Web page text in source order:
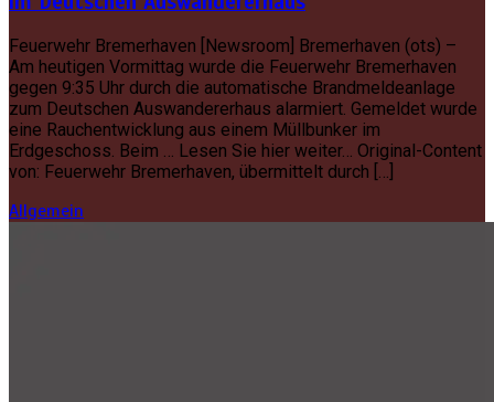
Feuerwehr Bremerhaven [Newsroom] Bremerhaven (ots) –
Am heutigen Vormittag wurde die Feuerwehr Bremerhaven
gegen 9:35 Uhr durch die automatische Brandmeldeanlage
zum Deutschen Auswandererhaus alarmiert. Gemeldet wurde
eine Rauchentwicklung aus einem Müllbunker im
Erdgeschoss. Beim … Lesen Sie hier weiter… Original-Content
von: Feuerwehr Bremerhaven, übermittelt durch […]
Allgemein